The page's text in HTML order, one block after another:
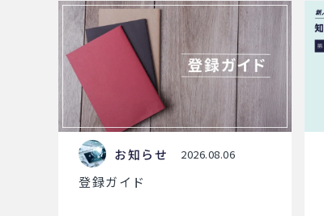
お知らせ 2026.08.06
登録ガイド